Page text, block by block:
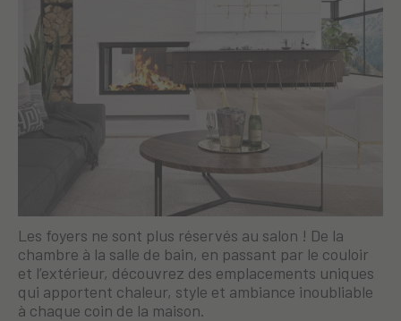
Les foyers ne sont plus réservés au salon ! De la
chambre à la salle de bain, en passant par le couloir
et l’extérieur, découvrez des emplacements uniques
qui apportent chaleur, style et ambiance inoubliable
à chaque coin de la maison.